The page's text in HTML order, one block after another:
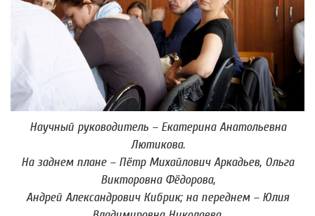
Научный руководитель – Екатерина Анатольевна
Лютикова.
На заднем плане – Пётр Михайлович Аркадьев, Ольга
Викторовна Фёдорова,
Андрей Александрович Кибрик; на переднем – Юлия